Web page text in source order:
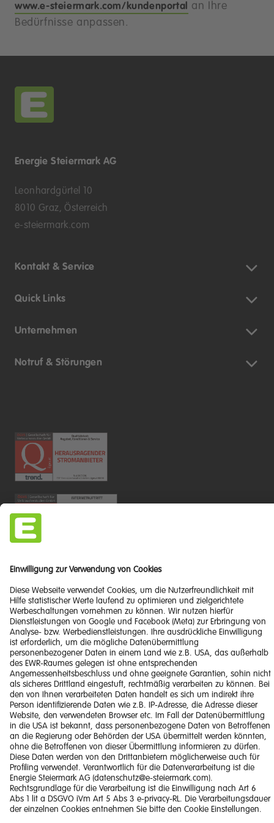
www.e-steiermark.com/kundenportal an Ihre
Bedürfnisse anpassen.
Energie Steiermark AG
Leonhardgürtel 10
8010 Graz, Österreich
e-steiermark.com
Kontakt & Service
Quick Links
Unternehmen
Notruf & Störungen
Impressum